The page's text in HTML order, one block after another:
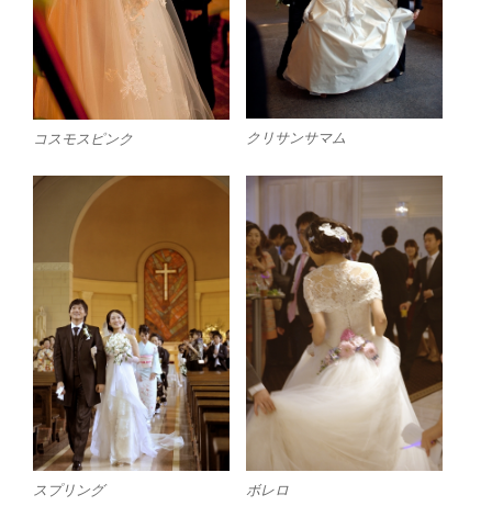
コスモスピンク クリサンサマム
スプリング ボレロ